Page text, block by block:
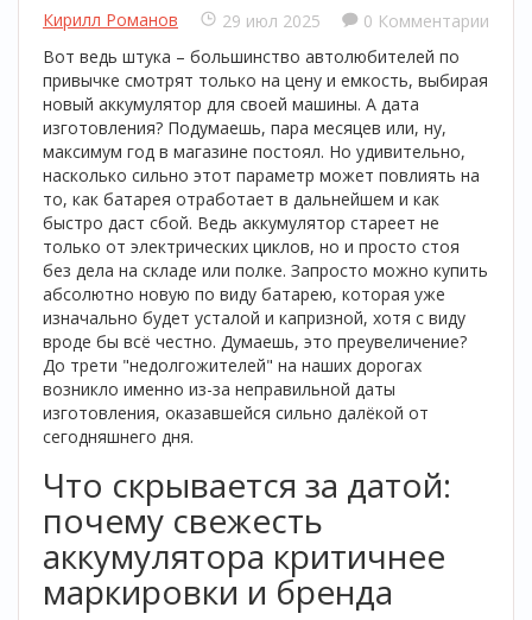
Кирилл Романов 29 июл 2025
0 Комментарии
Вот ведь штука – большинство автолюбителей по
привычке смотрят только на цену и емкость, выбирая
новый аккумулятор для своей машины. А дата
изготовления? Подумаешь, пара месяцев или, ну,
максимум год в магазине постоял. Но удивительно,
насколько сильно этот параметр может повлиять на
то, как батарея отработает в дальнейшем и как
быстро даст сбой. Ведь аккумулятор стареет не
только от электрических циклов, но и просто стоя
без дела на складе или полке. Запросто можно купить
абсолютно новую по виду батарею, которая уже
изначально будет усталой и капризной, хотя с виду
вроде бы всё честно. Думаешь, это преувеличение?
До трети "недолгожителей" на наших дорогах
возникло именно из-за неправильной даты
изготовления, оказавшейся сильно далёкой от
сегодняшнего дня.
Что скрывается за датой:
почему свежесть
аккумулятора критичнее
маркировки и бренда